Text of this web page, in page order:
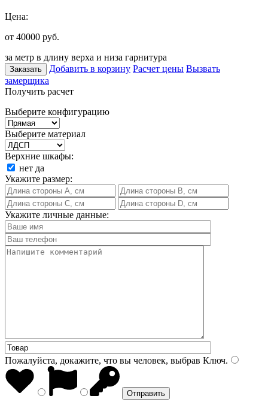
Цена:
от 40000 руб.
за метр в длину верха и низа гарнитура
Заказать Добавить в корзину Расчет цены Вызвать
замерщика
Получить расчет
Выберите конфигурацию
Выберите материал
Верхние шкафы:
нет да
Укажите размер:
Укажите личные данные:
Пожалуйста, докажите, что вы человек, выбрав Ключ.